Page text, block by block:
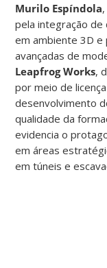
Murilo Espíndola
pela integração
em ambiente 3D
avançadas de
Leapfrog Works,
por meio de
desenvolvimento
qualidade da
evidencia o
em áreas
em túneis e